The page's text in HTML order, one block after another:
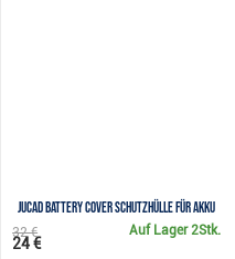
JuCad Battery Cover Schutzhülle für Akku
Auf Lager2Stk.
32 €
24 €